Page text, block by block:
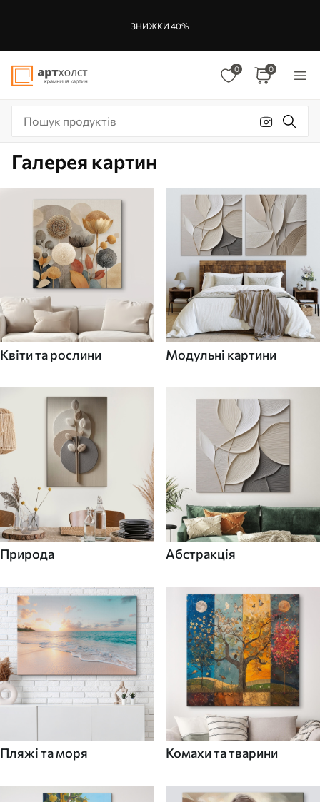
ЗНИЖКИ 40%
0 0
Галерея картин
Квіти та рослини Модульні картини
Природа Абстракція
Пляжі та моря Комахи та тварини